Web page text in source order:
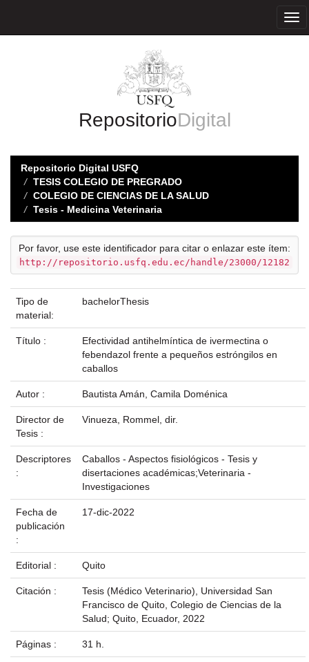
RepositorioDigital
Repositorio Digital USFQ
TESIS COLEGIO DE PREGRADO
COLEGIO DE CIENCIAS DE LA SALUD
Tesis - Medicina Veterinaria
Por favor, use este identificador para citar o enlazar este ítem:
http://repositorio.usfq.edu.ec/handle/23000/12182
Tipo de
material:
bachelorThesis
Título :
Efectividad antihelmíntica de ivermectina o
febendazol frente a pequeños estróngilos en
caballos
Autor : Bautista Amán, Camila Doménica
Director de
Tesis :
Vinueza, Rommel, dir.
Descriptores
:
Caballos - Aspectos fisiológicos - Tesis y
disertaciones académicas;Veterinaria -
Investigaciones
Fecha de
publicación
:
17-dic-2022
Editorial : Quito
Citación :
Tesis (Médico Veterinario), Universidad San
Francisco de Quito, Colegio de Ciencias de la
Salud; Quito, Ecuador, 2022
Páginas : 31 h.